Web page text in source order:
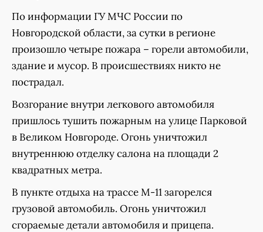
По информации ГУ МЧС России по
Новгородской области, за сутки в регионе
произошло четыре пожара – горели автомобили,
здание и мусор. В происшествиях никто не
пострадал.
Возгорание внутри легкового автомобиля
пришлось тушить пожарным на улице Парковой
в Великом Новгороде. Огонь уничтожил
внутреннюю отделку салона на площади 2
квадратных метра.
В пункте отдыха на трассе М-11 загорелся
грузовой автомобиль. Огонь уничтожил
сгораемые детали автомобиля и прицепа.